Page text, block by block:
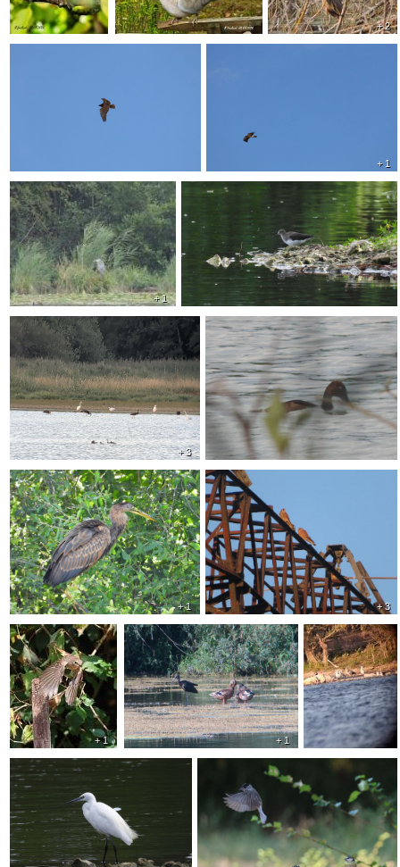
+ 2
+ 1
+ 1
+ 3
+ 1 + 3
+ 1 + 1